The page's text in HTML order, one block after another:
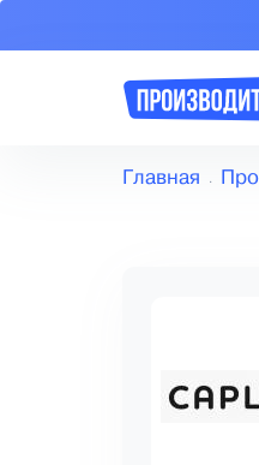
Главная